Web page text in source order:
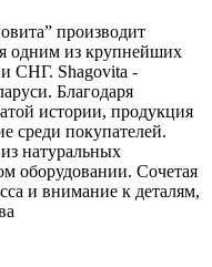
производит
одним из крупнейших
СНГ. Shagovita -
Благодаря
истории, продукция
среди покупателей.
натуральных
оборудовании. Сочетая
и внимание к деталям,